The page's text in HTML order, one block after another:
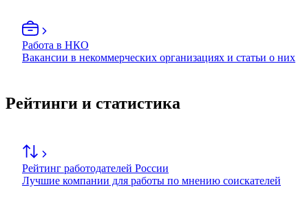
Работа в НКО
Вакансии в некоммерческих организациях и статьи о них
Рейтинги и статистика
Рейтинг работодателей России
Лучшие компании для работы по мнению соискателей